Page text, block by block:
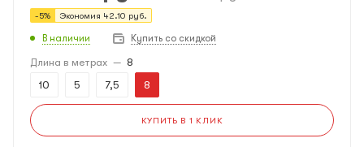
-5% Экономия 42.10 руб.
В наличии Купить со скидкой
Длина в метрах — 8
10
5 7,5 8
КУПИТЬ В 1 КЛИК